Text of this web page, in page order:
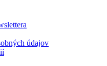
údajov